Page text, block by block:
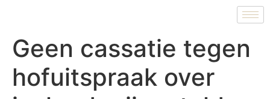
Geen cassatie tegen
hofuitspraak over